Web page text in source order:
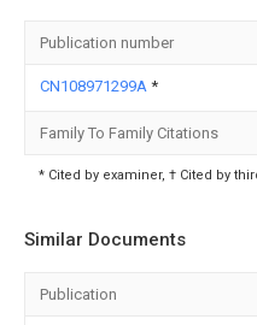
Publication number
CN108971299A *
Family To Family Citations
* Cited by examiner, † Cited by
Similar Documents
Publication